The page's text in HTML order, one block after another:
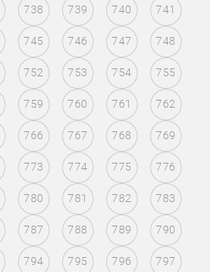
738 739 740 741
745 746 747 748
752 753 754 755
759 760 761 762
766 767 768 769
773 774 775 776
780 781 782 783
787 788 789 790
794 795 796 797